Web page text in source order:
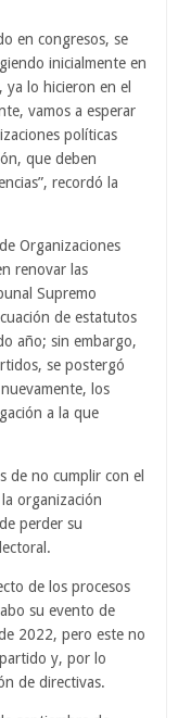
en congresos, se
inicialmente en
ya lo hicieron en el
vamos a esperar
políticas
que deben
recordó la
Organizaciones
renovar las
Supremo
de estatutos
año; sin embargo,
se postergó
los
a la que
de no cumplir con el
organización
perder su
de los procesos
su evento de
2022, pero este no
y, por lo
de directivas.